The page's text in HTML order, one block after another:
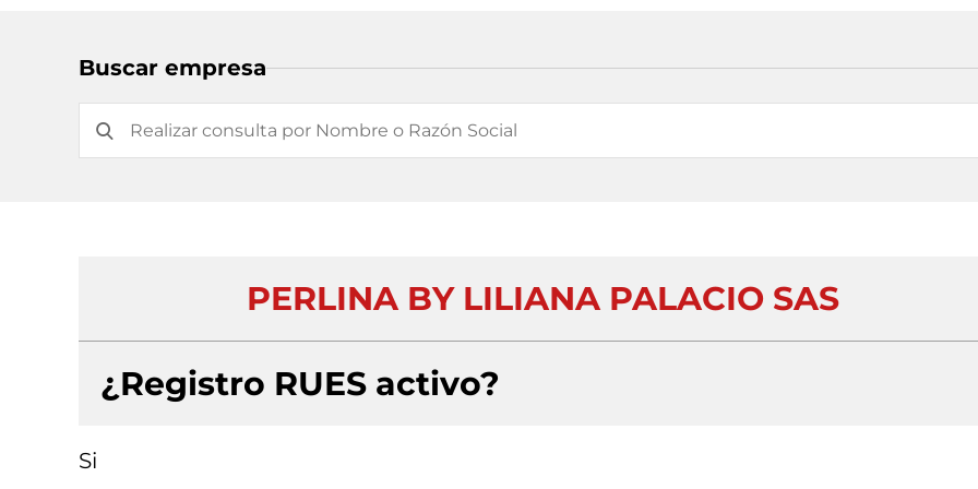
Buscar empresa
PERLINA BY LILIANA PALACIO SAS
¿Registro RUES activo?
Si